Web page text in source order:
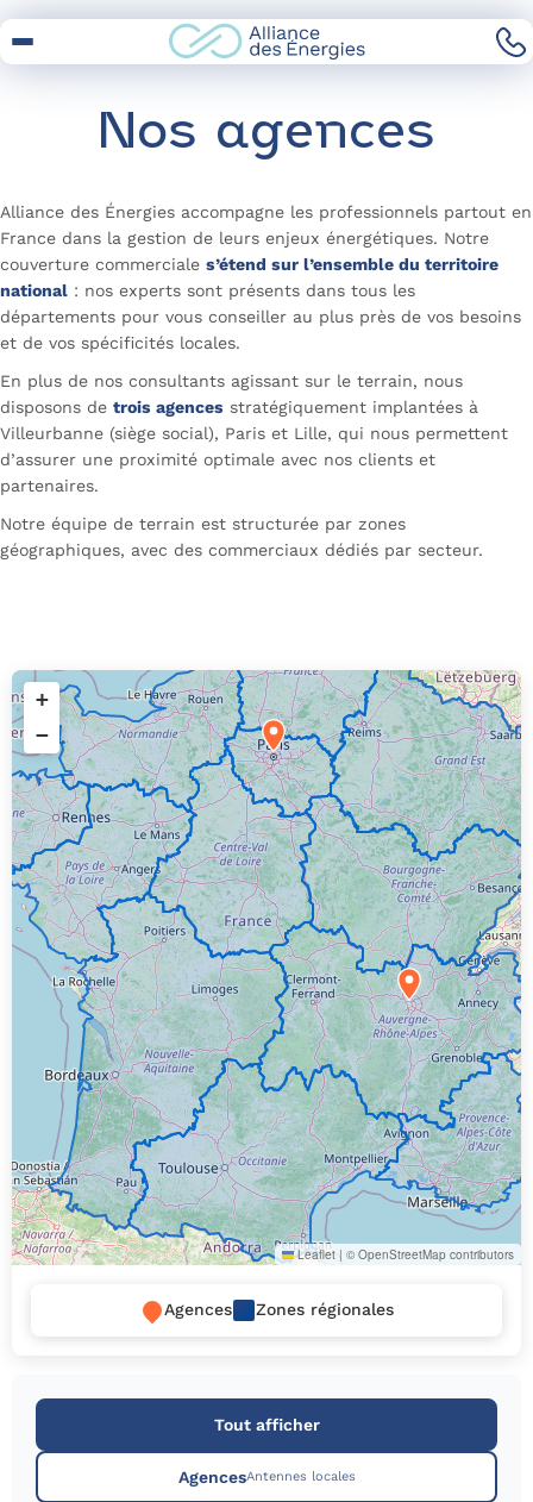
to
Nos agences
Alliance des Énergies accompagne les professionnels partout en
France dans la gestion de leurs enjeux énergétiques. Notre
couverture commerciale s’étend sur l’ensemble du territoire
national : nos experts sont présents dans tous les
départements pour vous conseiller au plus près de vos besoins
et de vos spécificités locales.
En plus de nos consultants agissant sur le terrain, nous
disposons de trois agences stratégiquement implantées à
Villeurbanne (siège social), Paris et Lille, qui nous permettent
d’assurer une proximité optimale avec nos clients et
partenaires.
Notre équipe de terrain est structurée par zones
géographiques, avec des commerciaux dédiés par secteur.
+
−
Leaflet | © OpenStreetMap contributors
Agences Zones régionales
Tout afficher
AgencesAntennes locales